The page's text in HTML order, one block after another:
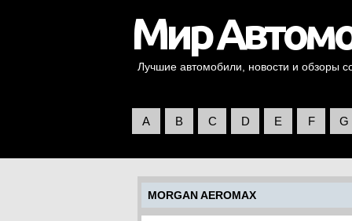
Лучшие автомобили, новости и обзоры
A B C D E F G
MORGAN AEROMAX